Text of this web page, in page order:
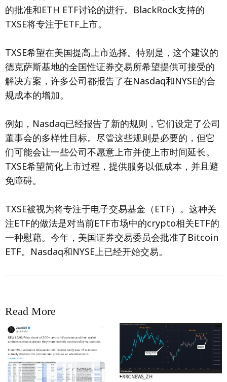
的批准和ETH ETF讨论的进行。BlackRock支持的
TXSE将专注于ETF上市。
TXSE希望在美国提高上市选择。特别是，这个建议的
德克萨斯基地的全国性证券交易所希望提供可接受的
解决方案，许多公司都报告了在Nasdaq和NYSE的合
规成本的增加。
例如，Nasdaq已经报告了新的规则，它们设定了公司
董事会的多样性目标。尽管这些规则是必要的，但它
们可能会让一些公司不愿意上市并使上市时间延长。
TXSE希望简化上市过程，提供服务以低成本，并且避
免障碍。
TXSE被视为将专注于电子交易基金（ETF）。这种关
注ETF的做法是对当前ETF市场中的crypto相关ETF的
一种慰藉。今年，美国证券交易委员会批准了Bitcoin
ETF。Nasdaq和NYSE上已经开始交易。
Read More
RRCNEWS_ZH RRCNEWS_ZH